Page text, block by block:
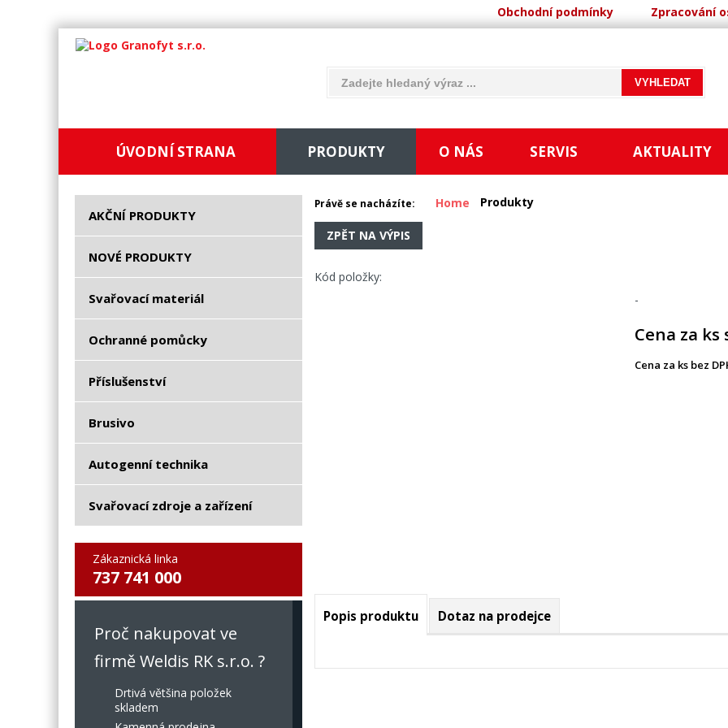
Obchodní podmínky Zpracování
ÚVODNÍ STRANA PRODUKTY O NÁS SERVIS AKTUALITY
AKČNÍ PRODUKTY
NOVÉ PRODUKTY
Svařovací materiál
Ochranné pomůcky
Příslušenství
Brusivo
Autogenní technika
Svařovací zdroje a zařízení
Zákaznická linka
737 741 000
Proč nakupovat ve
firmě Weldis RK s.r.o. ?
Drtivá většina položek
skladem
Právě se nacházíte: Home Produkty
ZPĚT NA VÝPIS
Kód položky:
-
Cena za ks
Cena za ks bez
Popis produktu Dotaz na prodejce